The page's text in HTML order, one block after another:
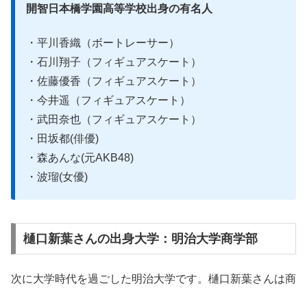
開智日本橋学園高等学校出身の有名人
・平川香織（ボートレーサー）
・石川翔子（フィギュアスケート）
・佐藤優香（フィギュアスケート）
・今井遥（フィギュアスケート）
・武田奈也（フィギュアスケート）
・田坂都(俳優)
・森あんな(元AKB48)
・波瑠(女優)
樋口新葉さんの出身大学：明治大学商学部
次に大学時代を過ごした明治大学です。樋口新葉さんは商